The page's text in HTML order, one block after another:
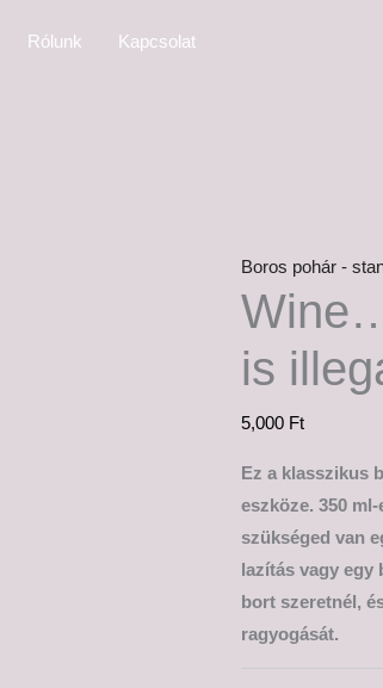
Rólunk Kapcsolat
Boros pohár -
is
5,000 Ft
Ez a klasszikus
eszköze. 350
szükséged van
lazítás vagy egy
bort szeretnél,
ragyogását.